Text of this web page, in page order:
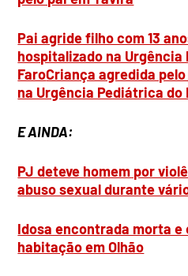
Pai agride filho com 13
hospitalizado na
FaroCriança agredida
na Urgência Pediátrica do
E AINDA:
PJ deteve homem por
abuso sexual durante
Idosa encontrada morta e
habitação em Olhão